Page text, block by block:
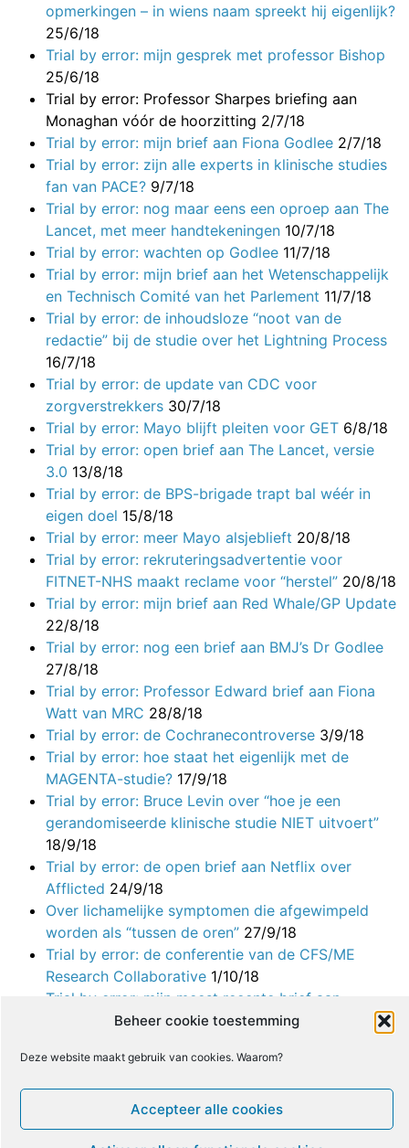
Beheer cookie toestemming
Deze website maakt gebruik van cookies. Waarom?
Accepteer alle cookies
opmerkingen – in wiens naam spreekt hij eigenlijk?
25/6/18
Trial by error: mijn gesprek met professor Bishop
25/6/18
Trial by error: Professor Sharpes briefing aan
Monaghan vóór de hoorzitting 2/7/18
Trial by error: mijn brief aan Fiona Godlee 2/7/18
Trial by error: zijn alle experts in klinische studies
fan van PACE? 9/7/18
Trial by error: nog maar eens een oproep aan The
Lancet, met meer handtekeningen 10/7/18
Trial by error: wachten op Godlee 11/7/18
Trial by error: mijn brief aan het Wetenschappelijk
en Technisch Comité van het Parlement 11/7/18
Trial by error: de inhoudsloze “noot van de
redactie” bij de studie over het Lightning Process
16/7/18
Trial by error: de update van CDC voor
zorgverstrekkers 30/7/18
Trial by error: Mayo blijft pleiten voor GET 6/8/18
Trial by error: open brief aan The Lancet, versie
3.0 13/8/18
Trial by error: de BPS-brigade trapt bal wéér in
eigen doel 15/8/18
Trial by error: meer Mayo alsjeblieft 20/8/18
Trial by error: rekruteringsadvertentie voor
FITNET-NHS maakt reclame voor “herstel” 20/8/18
Trial by error: mijn brief aan Red Whale/GP Update
22/8/18
Trial by error: nog een brief aan BMJ’s Dr Godlee
27/8/18
Trial by error: Professor Edward brief aan Fiona
Watt van MRC 28/8/18
Trial by error: de Cochranecontroverse 3/9/18
Trial by error: hoe staat het eigenlijk met de
MAGENTA-studie? 17/9/18
Trial by error: Bruce Levin over “hoe je een
gerandomiseerde klinische studie NIET uitvoert”
18/9/18
Trial by error: de open brief aan Netflix over
Afflicted 24/9/18
Over lichamelijke symptomen die afgewimpeld
worden als “tussen de oren” 27/9/18
Trial by error: de conferentie van de CFS/ME
Research Collaborative 1/10/18
Trial by error: mijn meest recente brief aan
Archives of Disease in Childhood8/10/18
programma10/10/18
Trial by error: Per Fink in New York16/10/18
Trial by error: de zielige reactie van de
Psychosomatische Conferentie17/10/18